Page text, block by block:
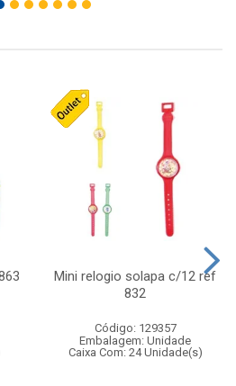
Mini relogio solapa c/12 ref
832
Código: 129357
Embalagem: Unidade
Caixa Com: 24 Unidade(s)